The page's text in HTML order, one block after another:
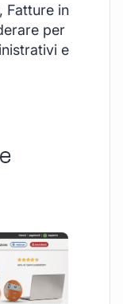
Fatture in
per
e